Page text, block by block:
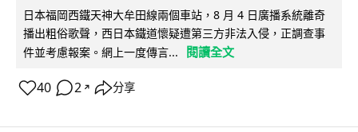
日本福岡西鐵天神大牟田線兩個車站，8 月 4 日廣播系統離奇
播出粗俗歌聲，西日本鐵道懷疑遭第三方非法入侵，正調查事
件並考慮報案。網上一度傳言...
閱讀全文
40 2 ↗ 分享